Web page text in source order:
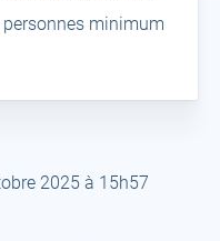
minimum
2025 à 15h57